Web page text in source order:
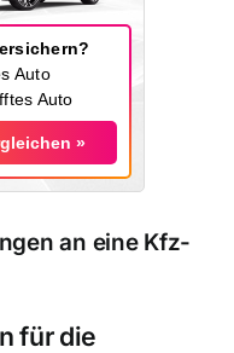
Auto
Auto
»
an eine Kfz-
für die